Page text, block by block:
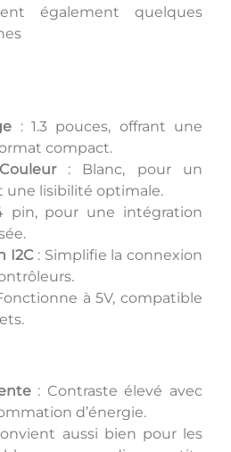
également quelques
: 1.3 pouces, offrant une
compact.
: Blanc, pour un
une lisibilité optimale.
pour une intégration
I2C: Simplifie la connexion
à 5V, compatible
: Contraste élevé avec
d’énergie.
aussi bien pour les